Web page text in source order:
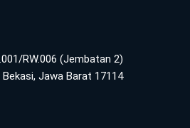
RW.006 (Jembatan 2)
Jawa Barat 17114